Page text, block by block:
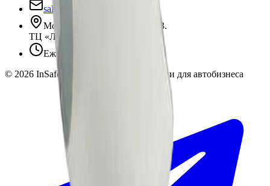
sales@insafe.ru
Москва, Люблинская ул., 153.
ТЦ «Люблю Молл», -1 уровень
Ежедневно 10:00 — 19:00
© 2026 InSafe.ru — Товары и технологии для автобизнеса